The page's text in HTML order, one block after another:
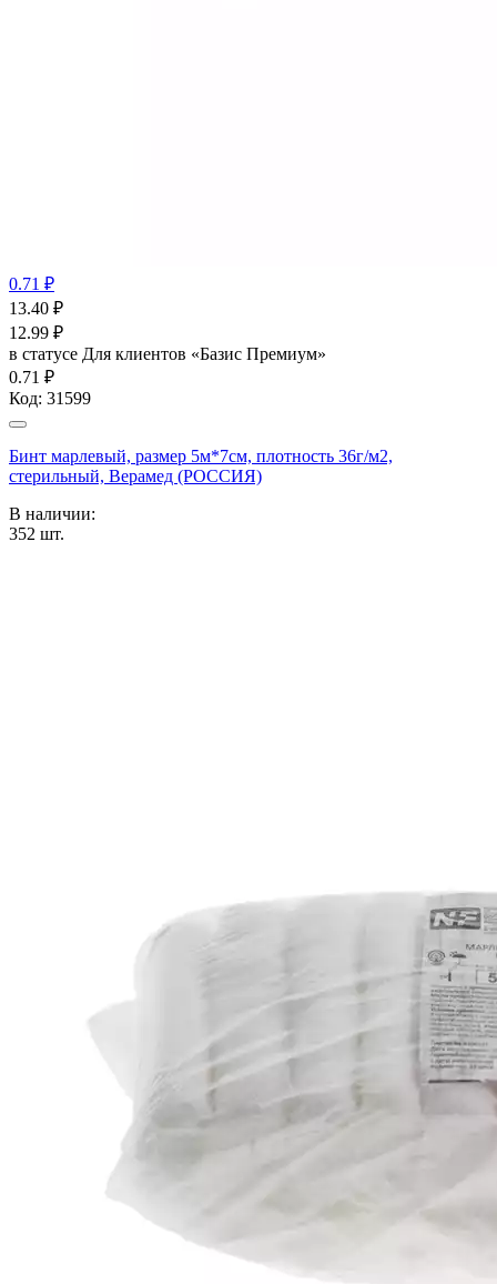
0.71 ₽
13.40 ₽
12.99 ₽
в статусе Для клиентов «Базис Премиум»
0.71 ₽
Код: 31599
Бинт марлевый, размер 5м*7см, плотность 36г/м2,
стерильный, Верамед (РОССИЯ)
В наличии:
352 шт.